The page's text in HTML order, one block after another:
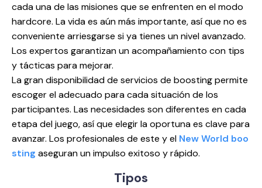
cada una de las misiones que se enfrenten en el modo
hardcore. La vida es aún más importante, así que no es
conveniente arriesgarse si ya tienes un nivel avanzado.
Los expertos garantizan un acompañamiento con tips
y tácticas para mejorar.
La gran disponibilidad de servicios de boosting permite
escoger el adecuado para cada situación de los
participantes. Las necesidades son diferentes en cada
etapa del juego, así que elegir la oportuna es clave para
avanzar. Los profesionales de este y el New World boo
sting aseguran un impulso exitoso y rápido.
Tipos